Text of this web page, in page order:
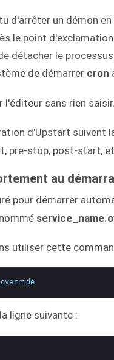
d'arrêter un démon
le point d'exclamation
détacher le
de démarrer cron
l'éditeur sans rien
d'Upstart suivent
pre-stop, post-start,
au
pour démarrer
utiliser cette
override
ligne suivante :